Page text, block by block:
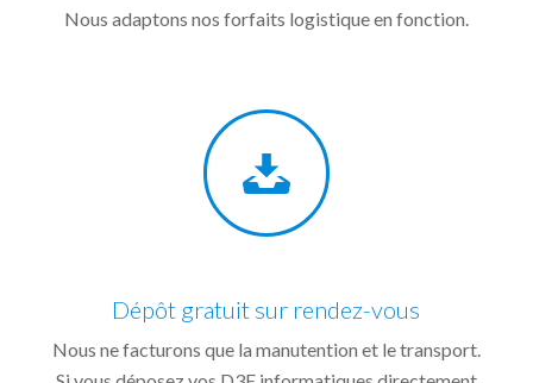
Nous adaptons nos forfaits logistique en fonction.
Dépôt gratuit sur rendez-vous
Nous ne facturons que la manutention et le transport.